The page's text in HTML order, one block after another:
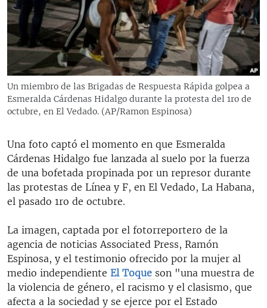
ESPECIALES
ESPECIALES
LA REALIDAD DE LA VIVIENDA EN CUBA
KENTU-CUBANO
DESINFORMACIÓN RUSA EN AMÉRICA LATINA
LA INVASIÓN DE RUSIA A UCRANIA
MULTIMEDIA
EDITORIALES
SÍGUENOS
Un miembro de las Brigadas de Respuesta Rápida golpea a
Esmeralda Cárdenas Hidalgo durante la protesta del 1ro de
octubre, en El Vedado. (AP/Ramon Espinosa)
Una foto captó el momento en que Esmeralda
Cárdenas Hidalgo fue lanzada al suelo por la fuerza
de una bofetada propinada por un represor durante
las protestas de Línea y F, en El Vedado, La Habana,
el pasado 1ro de octubre.
La imagen, captada por el fotorreportero de la
agencia de noticias Associated Press, Ramón
Espinosa, y el testimonio ofrecido por la mujer al
medio independiente El Toque son "una muestra de
la violencia de género, el racismo y el clasismo, que
afecta a la sociedad y se ejerce por el Estado